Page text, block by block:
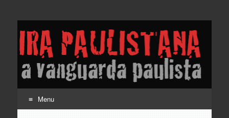
Lira Paulistana e a
vanguarda paulista
Menu